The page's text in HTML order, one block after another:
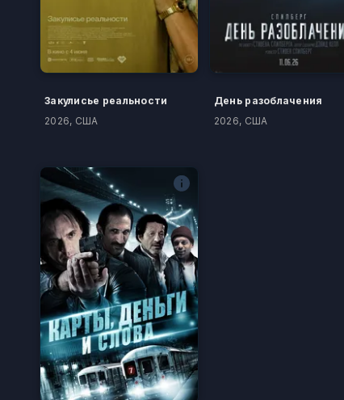
Закулисье реальности
2026, США
День разоблачения
2026, США